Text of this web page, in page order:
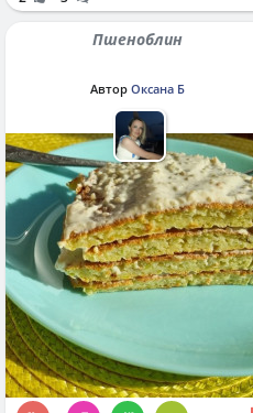
Пшеноблин
Автор Оксана Б